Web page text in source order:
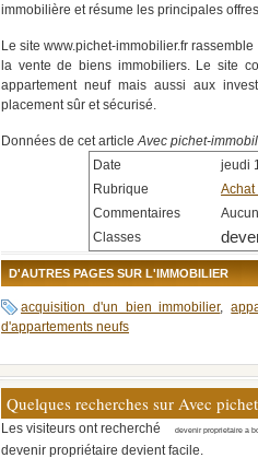
immobilière et résume les principales
Le site www.pichet-immobilier.fr
la vente de biens immobiliers. Le site
appartement neuf mais aussi aux
placement sûr et sécurisé.
Données de cet articleAvec pichet-
Date
jeudi
Rubrique
Commentaires
Aucun
Classes
D'AUTRES PAGES SUR L'IMMOBILIER
acquisition d'un bien immobilier,
d'appartements neufs
Quelques recherches sur Avec
Les visiteurs ont recherché devenir proprietaire a
devenir propriétaire devient facile.